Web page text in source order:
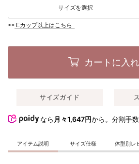
>> Eカップ以上はこちら
カートに入
サイズガイド
なら 月々1,647円から。分割手
アイテム説明 サイズ仕様 体型別レ